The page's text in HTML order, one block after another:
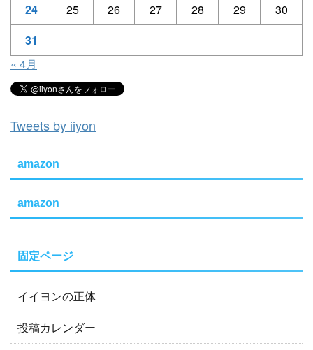
24
25 26 27 28 29
30
31
« 4月
Tweets by iiyon
amazon
amazon
固定ページ
イイヨンの正体
投稿カレンダー